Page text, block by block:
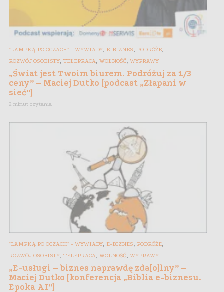
"LAMPKĄ PO OCZACH" - WYWIADY, E-BIZNES, PODRÓŻE,
ROZWÓJ OSOBISTY, TELEPRACA, WOLNOŚĆ, WYPRAWY
„Świat jest Twoim biurem. Podróżuj za 1/3
ceny” – Maciej Dutko [podcast „Złapani w
sieć”]
2 minut czytania
"LAMPKĄ PO OCZACH" - WYWIADY, E-BIZNES PODRÓŻE
ROZWÓJ OSOBISTY, TELEPRACA WOLNOŚĆ WYPRAWY
„E-usługi – biznes naprawdę zda[o]lny” –
Maciej Dutko [konferencja „Biblia e-biznesu.
Epoka AI”]